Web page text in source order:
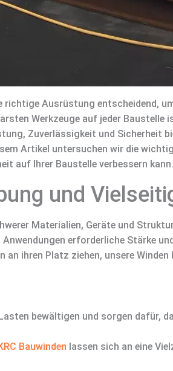
richtige Ausrüstung entscheidend,
Werkzeuge auf jeder Baustelle
Zuverlässigkeit und Sicherheit
Artikel untersuchen wir die
auf Ihrer Baustelle verbessern kann.
und
Materialien, Geräte und
erforderliche Stärke
ihren Platz ziehen, unsere
bewältigen und sorgen dafür,
Bauwinden lassen sich an eine